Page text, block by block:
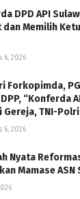
DPD API
dan Memilih
6, 2026
Forkopimda,
“Konferda
Gereja, TNI-
6, 2026
Nyata
Mamase ASN